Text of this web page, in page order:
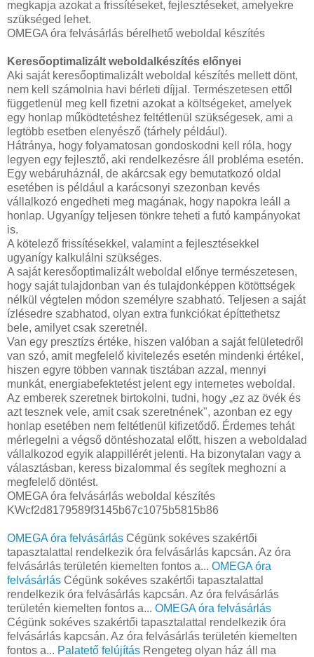
megkapja azokat a frissítéseket, fejlesztéseket, amelyekre
szükséged lehet.
OMEGA óra felvásárlás bérelhető weboldal készítés
Keresőoptimalizált weboldalkészítés előnyei
Aki saját keresőoptimalizált weboldal készítés mellett dönt,
nem kell számolnia havi bérleti díjjal. Természetesen ettől
függetlenül meg kell fizetni azokat a költségeket, amelyek
egy honlap működtetéshez feltétlenül szükségesek, ami a
legtöbb esetben elenyésző (tárhely például).
Hátránya, hogy folyamatosan gondoskodni kell róla, hogy
legyen egy fejlesztő, aki rendelkezésre áll probléma esetén.
Egy webáruháznál, de akárcsak egy bemutatkozó oldal
esetében is például a karácsonyi szezonban kevés
vállalkozó engedheti meg magának, hogy napokra leáll a
honlap. Ugyanígy teljesen tönkre teheti a futó kampányokat
is.
A kötelező frissítésekkel, valamint a fejlesztésekkel
ugyanígy kalkulálni szükséges.
A saját keresőoptimalizált weboldal előnye természetesen,
hogy saját tulajdonban van és tulajdonképpen kötöttségek
nélkül végtelen módon személyre szabható. Teljesen a saját
ízlésedre szabhatod, olyan extra funkciókat építtethetsz
bele, amilyet csak szeretnél.
Van egy presztízs értéke, hiszen valóban a saját felületedről
van szó, amit megfelelő kivitelezés esetén mindenki értékel,
hiszen egyre többen vannak tisztában azzal, mennyi
munkát, energiabefektetést jelent egy internetes weboldal.
Az emberek szeretnek birtokolni, tudni, hogy „ez az övék és
azt tesznek vele, amit csak szeretnének", azonban ez egy
honlap esetében nem feltétlenül kifizetődő. Érdemes tehát
mérlegelni a végső döntéshozatal előtt, hiszen a weboldalad
vállalkozod egyik alappillérét jelenti. Ha bizonytalan vagy a
választásban, keress bizalommal és segítek meghozni a
megfelelő döntést.
OMEGA óra felvásárlás weboldal készítés
KWcf2d8179589f3145b67c1075b5815b86
OMEGA óra felvásárlás Cégünk sokéves szakértői
tapasztalattal rendelkezik óra felvásárlás kapcsán. Az óra
felvásárlás területén kiemelten fontos a... OMEGA óra
felvásárlás Cégünk sokéves szakértői tapasztalattal
rendelkezik óra felvásárlás kapcsán. Az óra felvásárlás
területén kiemelten fontos a... OMEGA óra felvásárlás
Cégünk sokéves szakértői tapasztalattal rendelkezik óra
felvásárlás kapcsán. Az óra felvásárlás területén kiemelten
fontos a... Palatető felújítás Rengeteg olyan ház áll ma